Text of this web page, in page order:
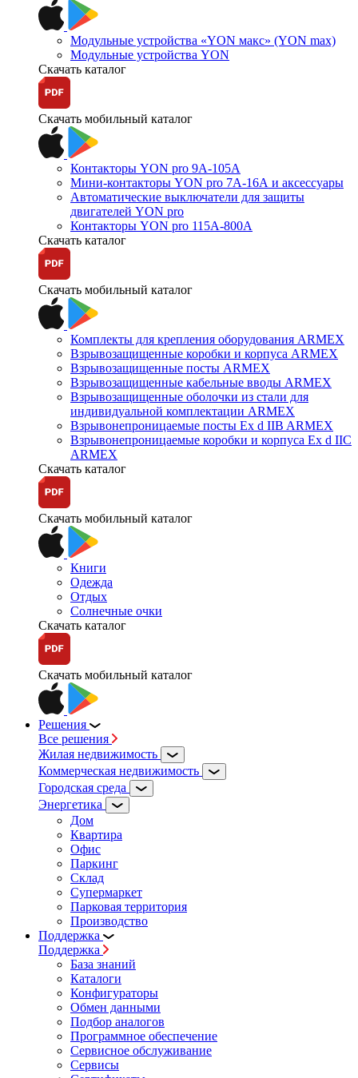
Модульные устройства «YON макс» (YON max)
Модульные устройства YON
Скачать каталог
Скачать мобильный каталог
Контакторы YON pro 9А-105А
Мини-контакторы YON pro 7А-16А и аксессуары
Автоматические выключатели для защиты
двигателей YON pro
Контакторы YON pro 115А-800А
Скачать каталог
Скачать мобильный каталог
Комплекты для крепления оборудования ARMEX
Взрывозащищенные коробки и корпуса ARMEX
Взрывозащищенные посты ARMEX
Взрывозащищенные кабельные вводы ARMEX
Взрывозащищенные оболочки из стали для
индивидуальной комплектации ARMEX
Взрывонепроницаемые посты Ex d IIB ARMEX
Взрывонепроницаемые коробки и корпуса Ex d IIС
ARMEX
Скачать каталог
Скачать мобильный каталог
Книги
Одежда
Отдых
Солнечные очки
Скачать каталог
Скачать мобильный каталог
Решения
Все решения
Жилая недвижимость
Коммерческая недвижимость
Городская среда
Энергетика
Дом
Квартира
Офис
Паркинг
Склад
Супермаркет
Парковая территория
Производство
Поддержка
Поддержка
База знаний
Каталоги
Конфигураторы
Обмен данными
Подбор аналогов
Программное обеспечение
Сервисное обслуживание
Сервисы